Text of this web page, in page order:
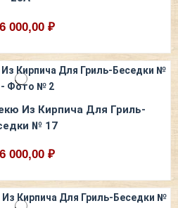
000,00 ₽
Из Кирпича Для Гриль-
№ 17
000,00 ₽